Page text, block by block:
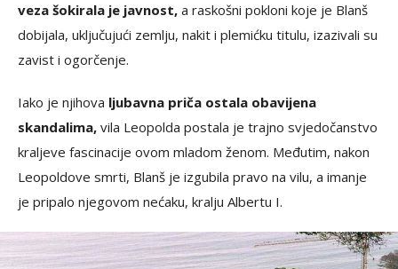
veza šokirala je javnost, a raskošni pokloni koje je Blanš
dobijala, uključujući zemlju, nakit i plemićku titulu, izazivali su
zavist i ogorčenje.
Iako je njihova ljubavna priča ostala obavijena
skandalima, vila Leopolda postala je trajno svjedočanstvo
kraljeve fascinacije ovom mladom ženom. Međutim, nakon
Leopoldove smrti, Blanš je izgubila pravo na vilu, a imanje
je pripalo njegovom nećaku, kralju Albertu I.